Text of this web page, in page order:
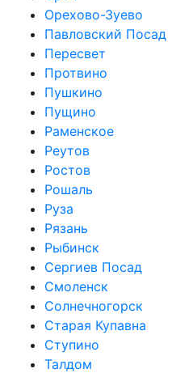
Орехово-Зуево
Павловский Посад
Пересвет
Протвино
Пушкино
Пущино
Раменское
Реутов
Ростов
Рошаль
Руза
Рязань
Рыбинск
Сергиев Посад
Смоленск
Солнечногорск
Старая Купавна
Ступино
Талдом